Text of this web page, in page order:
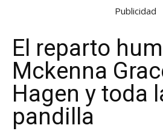
Publicidad
El reparto
Mckenna
Hagen y toda
pandilla